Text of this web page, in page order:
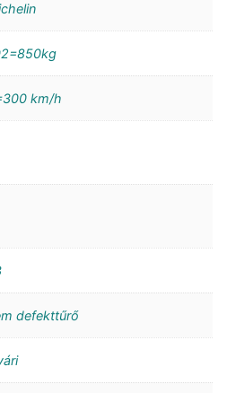
km/h
defekttűrő